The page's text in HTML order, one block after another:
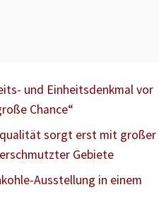
und Einheitsdenkmal vor
Chance“
sorgt erst mit großer
Gebiete
Ausstellung in einem